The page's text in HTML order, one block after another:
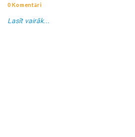
0 Komentāri
Lasīt vairāk...